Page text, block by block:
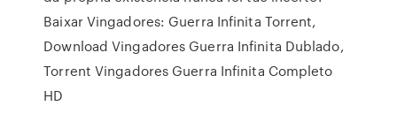
Baixar Vingadores: Guerra Infinita Torrent,
Download Vingadores Guerra Infinita Dublado,
Torrent Vingadores Guerra Infinita Completo
HD